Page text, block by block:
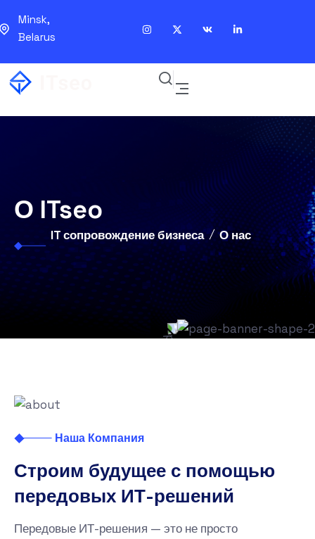
Minsk,
Belarus
О ITseo
IT сопровождение бизнеса О нас
Наша Компания
Строим будущее с помощью
передовых ИТ-решений
Передовые ИТ-решения — это не просто